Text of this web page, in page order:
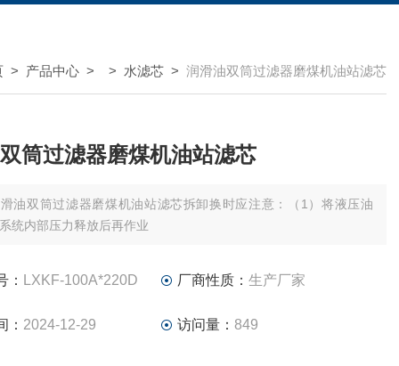
> 产品中心 > > 水滤芯 > 润滑油双筒过滤器磨煤机油站滤芯
筒过滤器磨煤机油站滤芯
油双筒过滤器磨煤机油站滤芯拆卸换时应注意：（1）将液压油
统内部压力释放后再作业
： LXKF-100A*220D 厂商性质： 生产厂家
： 2024-12-29 访问量： 849